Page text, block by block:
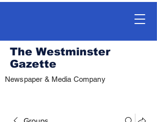
The Westminster
Gazette
Newspaper & Media Company